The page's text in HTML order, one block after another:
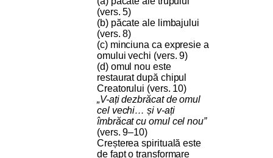
(vers. 5)
(b) păcate ale limbajului
(vers. 8)
(c) minciuna ca expresie a
omului vechi (vers. 9)
(d) omul nou este
restaurat după chipul
Creatorului (vers. 10)
„V-ați dezbrăcat de omul
cel vechi… și v-ați
îmbrăcat cu omul cel nou”
(vers. 9–10)
Creșterea spirituală este
de fapt o transformare